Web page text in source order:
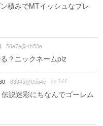
積みでMTイッシュなプレ
56e7e@4b53e
？ニックネームplz
63345@05a4c >> 177
説迷彩にちなんでゴーレム